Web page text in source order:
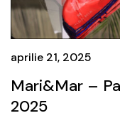
aprilie 21, 2025
Mari&Mar –
2025